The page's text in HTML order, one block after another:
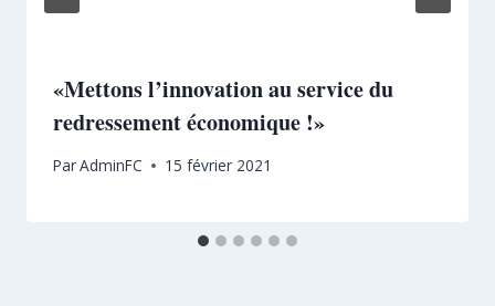
«Mettons l’innovation au service du
redressement économique !»
ParAdminFC 15 février 2021